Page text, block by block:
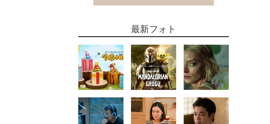
最新フォト